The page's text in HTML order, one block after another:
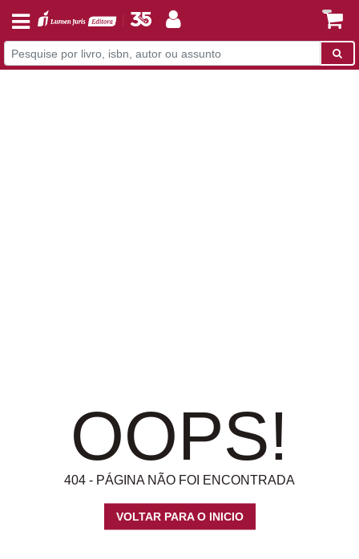
OOPS!
404 - PÁGINA NÃO FOI ENCONTRADA
VOLTAR PARA O INICIO